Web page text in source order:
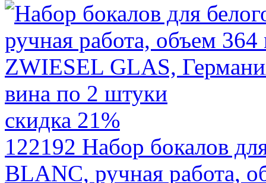
скидка 21%
122192 Набор бокалов
BLANC, ручная работа,